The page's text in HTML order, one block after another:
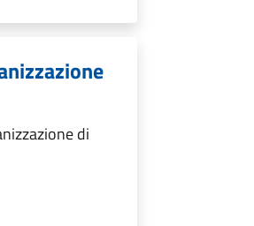
di